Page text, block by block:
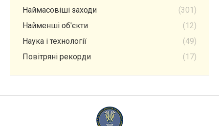
Наймасовіші заходи
(301)
Найменші об'єкти
(12)
Наука і технології
(49)
Повітряні рекорди
(17)